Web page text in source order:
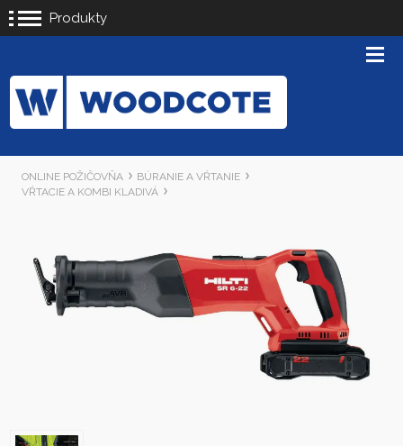
Produkty
ONLINE POŽIČOVŇA
BÚRANIE A VŔTANIE
VŔTACIE A KOMBI KLADIVÁ